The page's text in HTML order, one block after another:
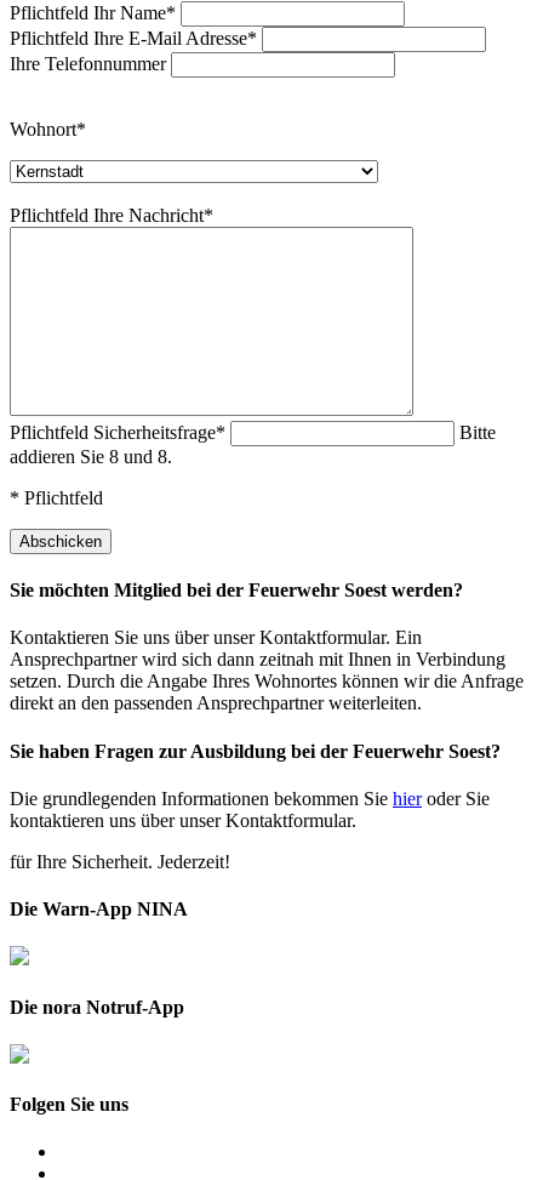
Pflichtfeld Ihr Name*
Pflichtfeld Ihre E-Mail Adresse*
Ihre Telefonnummer
Wohnort*
Pflichtfeld Ihre Nachricht*
Pflichtfeld Sicherheitsfrage*
Bitte
addieren Sie 8 und 8.
* Pflichtfeld
Sie möchten Mitglied bei der Feuerwehr Soest werden?
Kontaktieren Sie uns über unser Kontaktformular. Ein
Ansprechpartner wird sich dann zeitnah mit Ihnen in Verbindung
setzen. Durch die Angabe Ihres Wohnortes können wir die Anfrage
direkt an den passenden Ansprechpartner weiterleiten.
Sie haben Fragen zur Ausbildung bei der Feuerwehr Soest?
Die grundlegenden Informationen bekommen Sie hieroder Sie
kontaktieren uns über unser Kontaktformular.
für Ihre Sicherheit. Jederzeit!
Die Warn-App NINA
Die nora Notruf-App
Folgen Sie uns